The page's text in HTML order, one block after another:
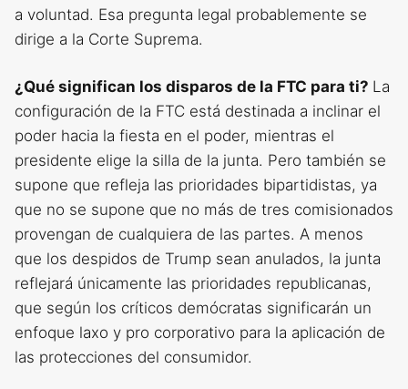
a voluntad. Esa pregunta legal probablemente se
dirige a la Corte Suprema.
¿Qué significan los disparos de la FTC para ti? La
configuración de la FTC está destinada a inclinar el
poder hacia la fiesta en el poder, mientras el
presidente elige la silla de la junta. Pero también se
supone que refleja las prioridades bipartidistas, ya
que no se supone que no más de tres comisionados
provengan de cualquiera de las partes. A menos
que los despidos de Trump sean anulados, la junta
reflejará únicamente las prioridades republicanas,
que según los críticos demócratas significarán un
enfoque laxo y pro corporativo para la aplicación de
las protecciones del consumidor.